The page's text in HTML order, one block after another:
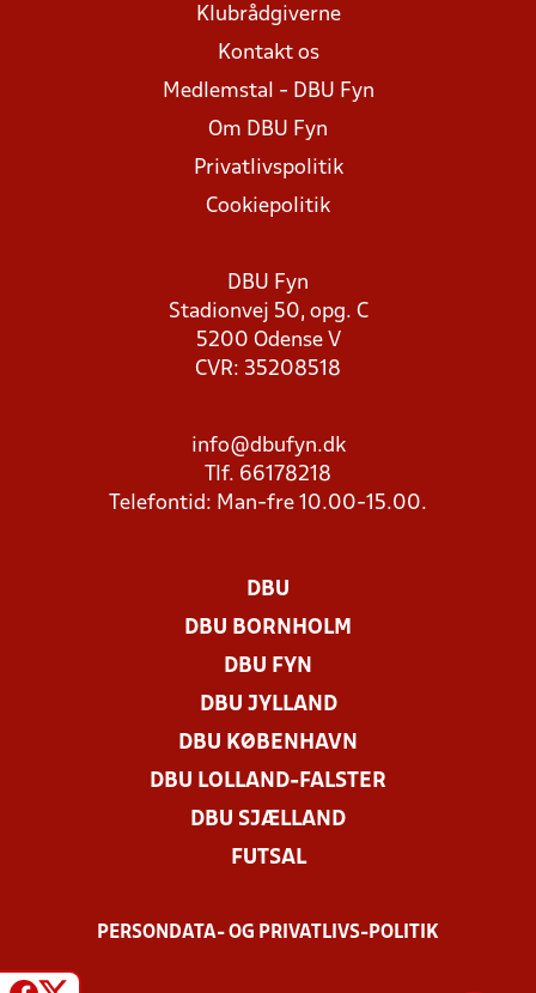
Klubrådgiverne
Kontakt os
Medlemstal - DBU Fyn
Om DBU Fyn
Privatlivspolitik
Cookiepolitik
DBU Fyn
Stadionvej 50, opg. C
5200 Odense V
CVR: 35208518
info@dbufyn.dk
Tlf. 66178218
Telefontid: Man-fre 10.00-15.00.
DBU
DBU BORNHOLM
DBU FYN
DBU JYLLAND
DBU KØBENHAVN
DBU LOLLAND-FALSTER
DBU SJÆLLAND
FUTSAL
PERSONDATA- OG PRIVATLIVS-POLITIK